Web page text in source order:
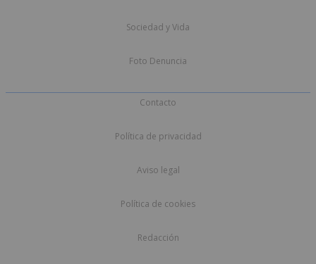
Sociedad y Vida
Foto Denuncia
Contacto
Política de privacidad
Aviso legal
Política de cookies
Redacción